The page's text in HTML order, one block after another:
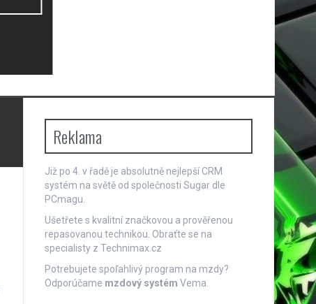
Reklama
Již po 4. v řadě je absolutně nejlepší CRM
systém na světě od společnosti Sugar dle
PCmagu.
Ušetřete s kvalitní značkovou a prověřenou
repasovanou technikou. Obraťte se na
specialisty z Technimax.cz
Potrebujete spoľahlivý program na mzdy?
Odporúčame mzdový systém Vema.